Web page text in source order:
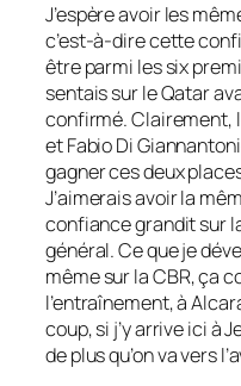
J’espère avoir les
c’est-à-dire cette
être parmi les six
sentais sur le Qatar
confirmé. Clairement,
et Fabio Di
gagner ces deux
J’aimerais avoir la
confiance grandit sur
général. Ce que je
même sur la CBR, ça
l’entraînement, à
coup, si j’y arrive ici à
de plus qu’on va vers